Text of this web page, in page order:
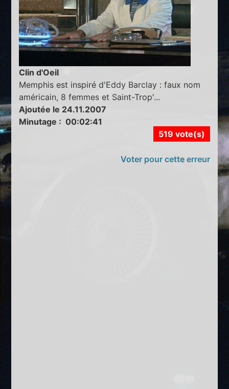
Clin d'Oeil
Memphis est inspiré d'Eddy Barclay : faux nom
américain, 8 femmes et Saint-Trop'...
Ajoutée le 24.11.2007
Minutage : 00:02:41
519 vote(s)
Voter pour cette erreur